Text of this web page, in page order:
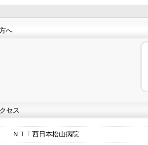
へ
セス
ＮＴＴ西日本松山病院